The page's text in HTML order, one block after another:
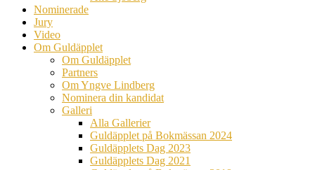
Nominerade
Jury
Video
Om Guldäpplet
Om Guldäpplet
Partners
Om Yngve Lindberg
Nominera din kandidat
Galleri
Alla Gallerier
Guldäpplet på Bokmässan 2024
Guldäpplets Dag 2023
Guldäpplets Dag 2021